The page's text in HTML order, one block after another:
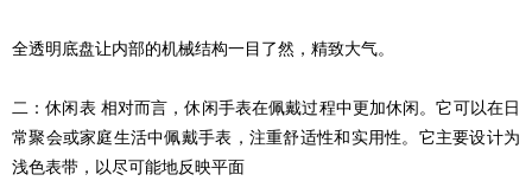
全透明底盘让内部的机械结构一目了然，精致大气。
二：休闲表 相对而言，休闲手表在佩戴过程中更加休闲。它可以在日
常聚会或家庭生活中佩戴手表，注重舒适性和实用性。它主要设计为
浅色表带，以尽可能地反映平面